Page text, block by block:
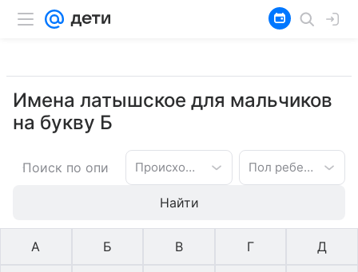
Имена латышское для мальчиков
на букву Б
Происхождение имени Пол ребенка
Найти
А Б В Г Д